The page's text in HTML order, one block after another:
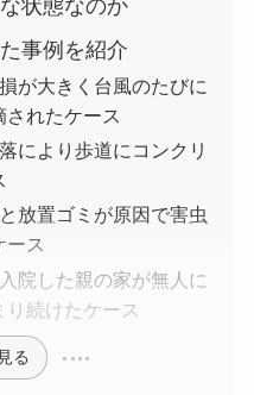
状態なのか
事例を紹介
が大きく台風のたびに
れたケース
により歩道にコンクリ
放置ゴミが原因で害虫
ース
院した親の家が無人に
続けたケース
る